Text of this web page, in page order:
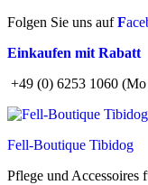
Zum
springen
Folgen Sie uns aufF
Einkaufen mit Rabatt
+49 (0) 6253 1060
Fell-Boutique Tibidog
Pflege und Accessoires